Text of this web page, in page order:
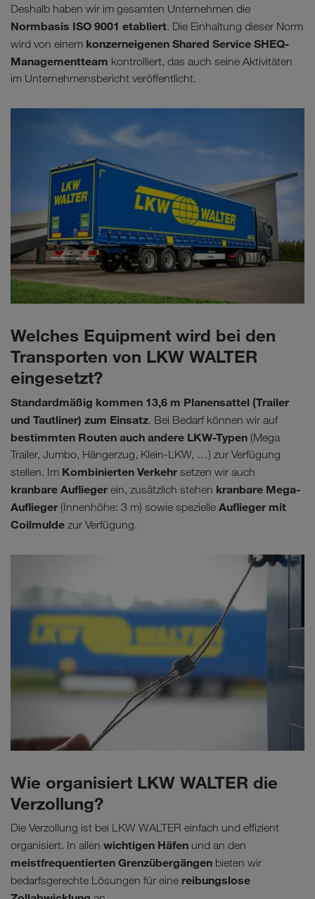
Deshalb haben wir im gesamten Unternehmen die
Normbasis ISO 9001 etabliert. Die Einhaltung dieser Norm
wird von einem konzerneigenen Shared Service SHEQ-
Managementteam kontrolliert, das auch seine Aktivitäten
im Unternehmensbericht veröffentlicht.
Welches Equipment wird bei den
Transporten von LKW WALTER
eingesetzt?
Standardmäßig kommen 13,6 m Planensattel (Trailer
und Tautliner) zum Einsatz. Bei Bedarf können wir auf
bestimmten Routen auch andere LKW-Typen (Mega
Trailer, Jumbo, Hängerzug, Klein-LKW, …) zur Verfügung
stellen. Im Kombinierten Verkehr setzen wir auch
kranbare Auflieger ein, zusätzlich stehen kranbare Mega-
Auflieger (Innenhöhe: 3 m) sowie spezielle Auflieger mit
Coilmulde zur Verfügung.
Wie organisiert LKW WALTER die
Verzollung?
Die Verzollung ist bei LKW WALTER einfach und effizient
organisiert. In allen wichtigen Häfen und an den
meistfrequentierten Grenzübergängen bieten wir
bedarfsgerechte Lösungen für eine reibungslose